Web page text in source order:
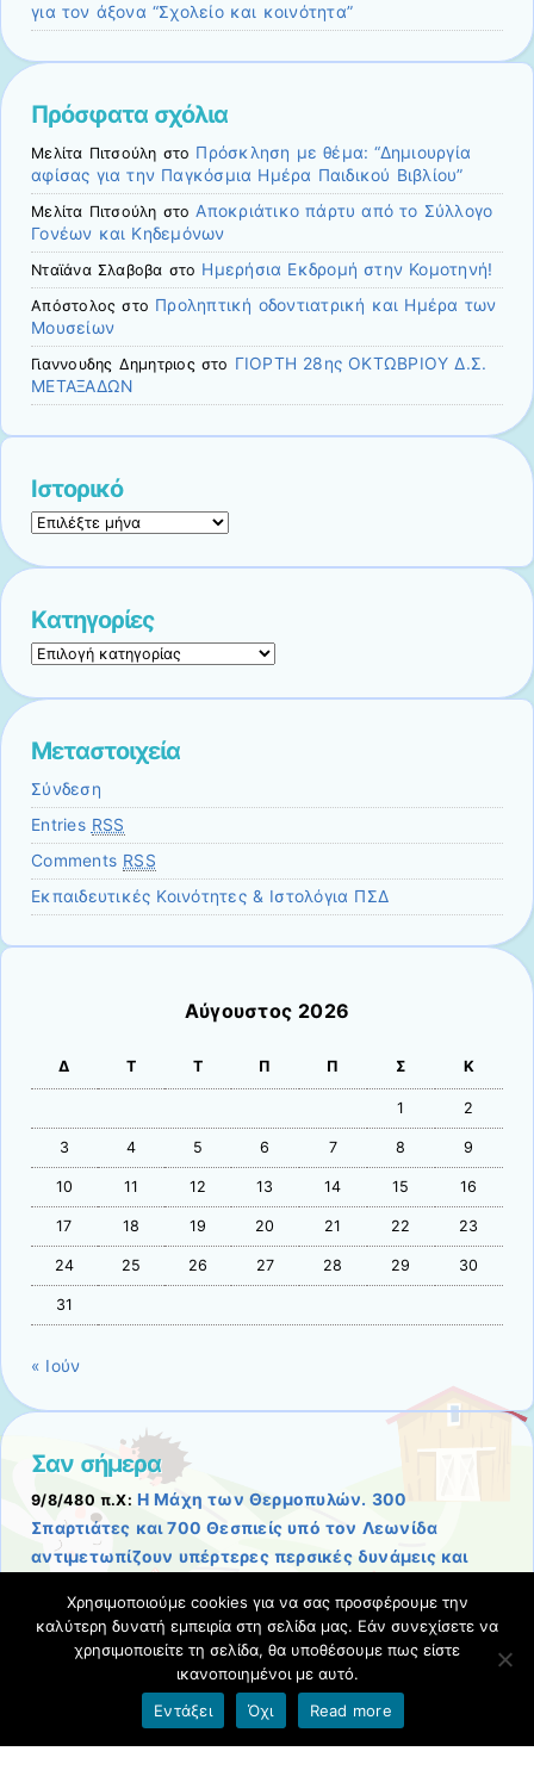
για τον άξονα “Σχολείο και κοινότητα”
Πρόσφατα σχόλια
Μελίτα Πιτσούλη στο Πρόσκληση με θέμα: “Δημιουργία
αφίσας για την Παγκόσμια Ημέρα Παιδικού Βιβλίου”
Μελίτα Πιτσούλη στο Αποκριάτικο πάρτυ από το Σύλλογο
Γονέων και Κηδεμόνων
Νταϊάνα Σλαβοβα στο Ημερήσια Εκδρομή στην Κομοτηνή!
Απόστολος στο Προληπτική οδοντιατρική και Ημέρα των
Μουσείων
Γιαννουδηϛ Δημητριοϛ στο ΓΙΟΡΤΗ 28ης ΟΚΤΩΒΡΙΟΥ Δ.Σ.
ΜΕΤΑΞΑΔΩΝ
Ιστορικό
Ιστορικό
Kατηγορίες
Kατηγορίες
Μεταστοιχεία
Σύνδεση
Entries RSS
Comments RSS
Εκπαιδευτικές Κοινότητες & Ιστολόγια ΠΣΔ
Αύγουστος 2026
Δ Τ Τ Π Π Σ Κ
1 2
3 4 5 6 7 8 9
10 11 12 13 14 15 16
17 18 19 20 21 22 23
24 25 26 27 28 29 30
31
« Ιούν
Σαν σήμερα
9/8/480 π.Χ: Η Μάχη των Θερμοπυλών. 300
Σπαρτιάτες και 700 Θεσπιείς υπό τον Λεωνίδα
αντιμετωπίζουν υπέρτερες περσικές δυνάμεις και
Σχετικές αναρτήσεις
Όροι χρήσης blogs.sch.gr| Δήλωση προσβασιμότητας
Χρησιμοποιούμε cookies για να σας προσφέρουμε την
καλύτερη δυνατή εμπειρία στη σελίδα μας. Εάν συνεχίσετε να
χρησιμοποιείτε τη σελίδα, θα υποθέσουμε πως είστε
ικανοποιημένοι με αυτό.
Εντάξει
Όχι Read more